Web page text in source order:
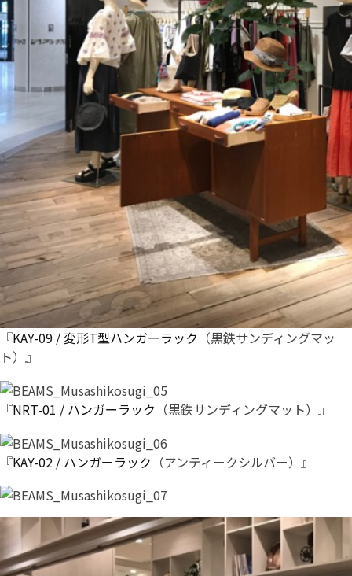
『KAY-09 / 変形T型ハンガーラック （黒鉄サンディングマッ
ト）』
『NRT-01 / ハンガーラック （黒鉄サンディングマット）』
『KAY-02 / ハンガーラック （アンティークシルバー）』